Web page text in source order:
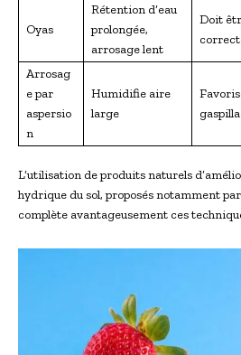
Oyas
Rétention d’eau
prolongée,
arrosage lent
Doit
Arrosag
e par
aspersio
n
Humidifie aire
large
L’utilisation de produits naturels
hydrique du sol, proposés notamment
complète avantageusement ces